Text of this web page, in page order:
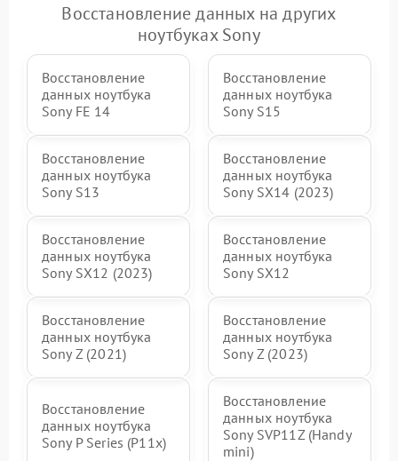
Восстановление данных на других
ноутбуках Sony
Восстановление
данных ноутбука
Sony FE 14
Восстановление
данных ноутбука
Sony S15
Восстановление
данных ноутбука
Sony S13
Восстановление
данных ноутбука
Sony SX14 (2023)
Восстановление
данных ноутбука
Sony SX12 (2023)
Восстановление
данных ноутбука
Sony SX12
Восстановление
данных ноутбука
Sony Z (2021)
Восстановление
данных ноутбука
Sony Z (2023)
Восстановление
данных ноутбука
Sony P Series (P11x)
Восстановление
данных ноутбука
Sony SVP11Z (Handy
mini)